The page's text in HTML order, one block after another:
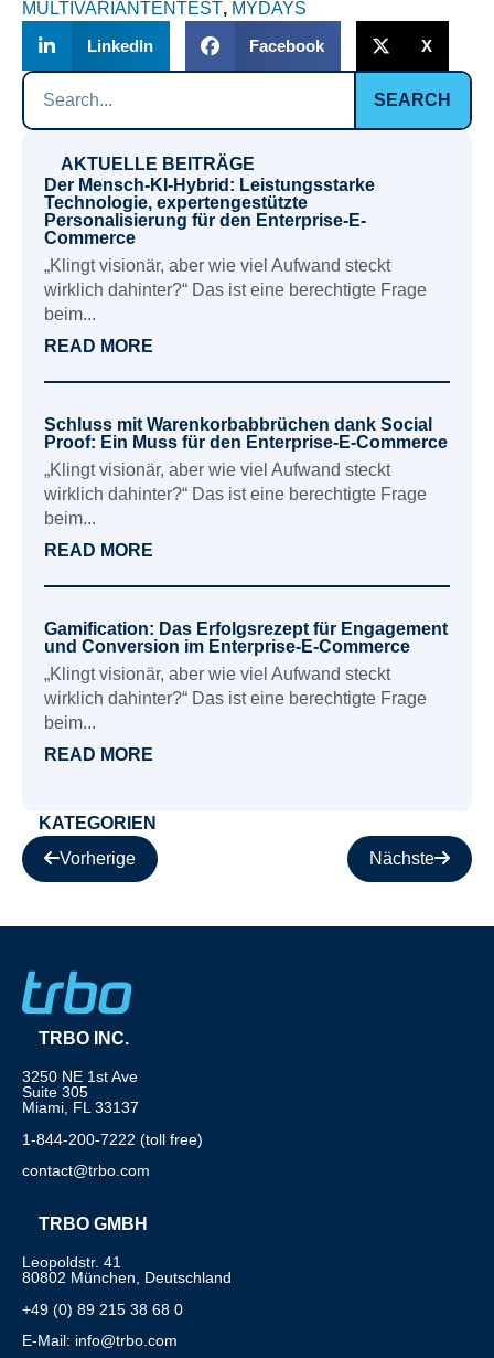
MULTIVARIANTENTEST, MYDAYS
LinkedIn
Facebook X
SEARCH
AKTUELLE BEITRÄGE
Der Mensch-KI-Hybrid: Leistungsstarke
Technologie, expertengestützte
Personalisierung für den Enterprise-E-
Commerce
„Klingt visionär, aber wie viel Aufwand steckt
wirklich dahinter?“ Das ist eine berechtigte Frage
beim...
READ MORE
Schluss mit Warenkorbabbrüchen dank Social
Proof: Ein Muss für den Enterprise-E-Commerce
„Klingt visionär, aber wie viel Aufwand steckt
wirklich dahinter?“ Das ist eine berechtigte Frage
beim...
READ MORE
Gamification: Das Erfolgsrezept für Engagement
und Conversion im Enterprise-E-Commerce
„Klingt visionär, aber wie viel Aufwand steckt
wirklich dahinter?“ Das ist eine berechtigte Frage
beim...
READ MORE
KATEGORIEN
Vorherige
Nächste
TRBO INC.
3250 NE 1st Ave
Suite 305
Miami, FL 33137
1-844-200-7222 (toll free)
contact@trbo.com
TRBO GMBH
Leopoldstr. 41
80802 München, Deutschland
+49 (0) 89 215 38 68 0
E-Mail: info@trbo.com